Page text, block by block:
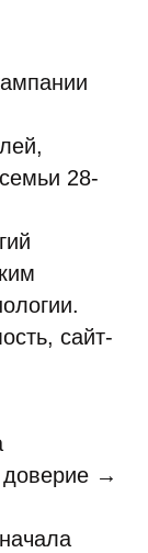
28-
сайт-
доверие →